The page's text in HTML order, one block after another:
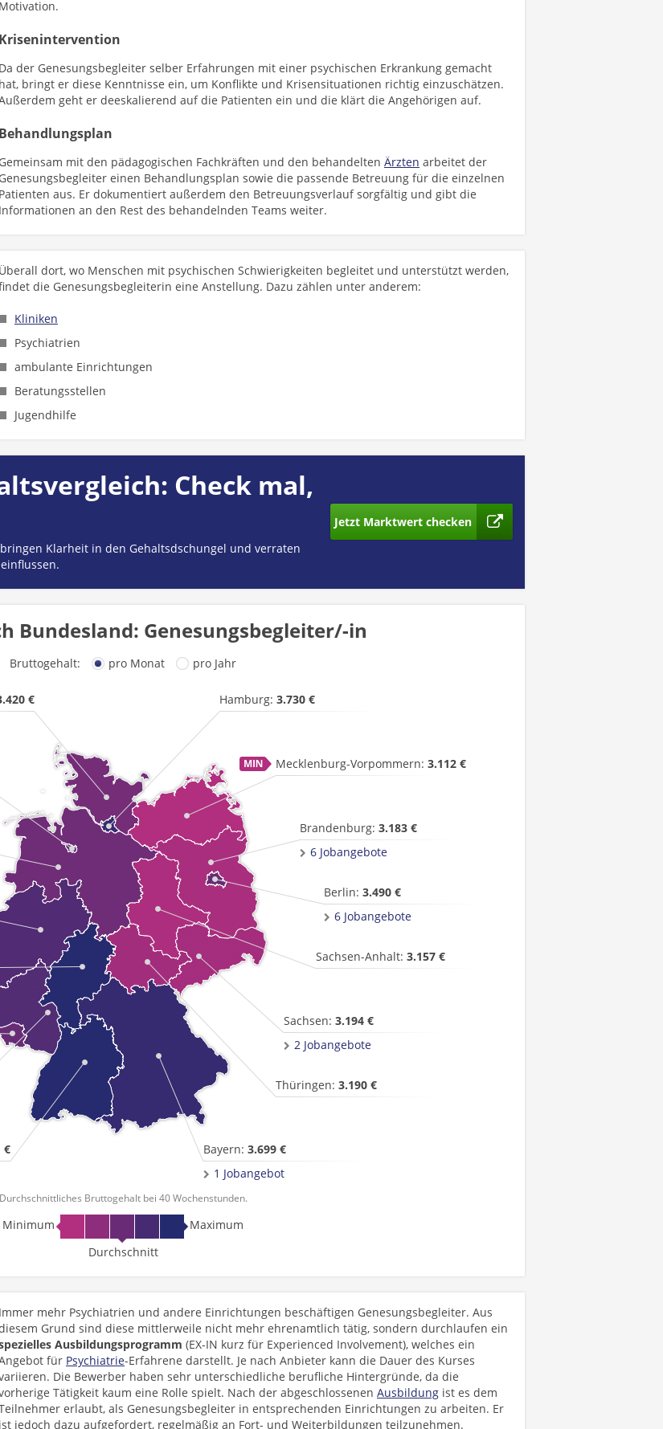
Motivation.
Krisenintervention
Da der Genesungsbegleiter selber Erfahrungen mit einer psychischen Erkrankung gemacht
hat, bringt er diese Kenntnisse ein, um Konflikte und Krisensituationen richtig einzuschätzen.
geht er deeskalierend auf die Patienten ein und die klärt die Angehörigen auf.
Behandlungsplan
Gemeinsam mit den pädagogischen Fachkräften und den behandelten Ärzten arbeitet der
Genesungsbegleiter einen Behandlungsplan sowie die passende Betreuung für die einzelnen
Patienten aus. Er dokumentiert außerdem den Betreuungsverlauf sorgfältig und gibt die
Informationen an den Rest des behandelnden Teams weiter.
Überall dort, wo Menschen mit psychischen Schwierigkeiten begleitet und unterstützt werden,
die Genesungsbegleiterin eine Anstellung. Dazu zählen unter anderem:
Kliniken
Psychiatrien
ambulante Einrichtungen
Beratungsstellen
Jugendhilfe
Check mal,
Klarheit in den Gehaltsdschungel und verraten
Jetzt Marktwert checken
Bundesland: Genesungsbegleiter/-in
Bruttogehalt: pro Monat pro Jahr
€ Bayern: 3.699 €
1 Jobangebot
Berlin: 3.490 €
6 Jobangebote
Brandenburg: 3.183 €
6 Jobangebote
Hamburg: 3.730 €
Mecklenburg-Vorpommern: 3.112 €
Sachsen: 3.194 €
2 Jobangebote
Sachsen-Anhalt: 3.157 €
€
Thüringen: 3.190 €
Durchschnittliches Bruttogehalt bei 40 Wochenstunden.
Minimum
Maximum
Durchschnitt
Immer mehr Psychiatrien und andere Einrichtungen beschäftigen Genesungsbegleiter. Aus
Grund sind diese mittlerweile nicht mehr ehrenamtlich tätig, sondern durchlaufen ein
Ausbildungsprogramm (EX-IN kurz für Experienced Involvement), welches ein
für Psychiatrie-Erfahrene darstellt. Je nach Anbieter kann die Dauer des Kurses
Die Bewerber haben sehr unterschiedliche berufliche Hintergründe, da die
Tätigkeit kaum eine Rolle spielt. Nach der abgeschlossenen Ausbildung ist es dem
erlaubt, als Genesungsbegleiter in entsprechenden Einrichtungen zu arbeiten. Er
ist jedoch dazu aufgefordert, regelmäßig an Fort- und Weiterbildungen teilzunehmen.